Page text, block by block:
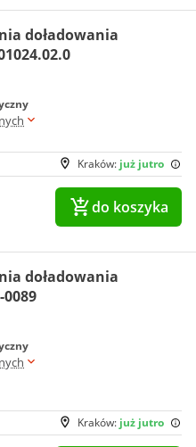
doładowania
Kraków: już jutro
do koszyka
doładowania
0089
Kraków: już jutro